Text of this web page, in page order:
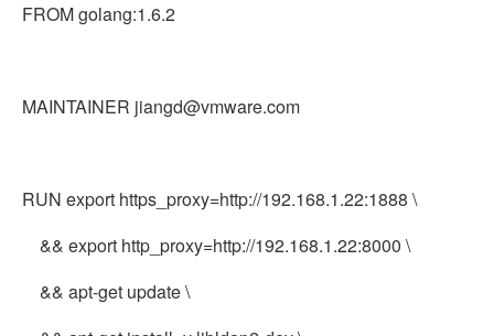
FROM golang:1.6.2
MAINTAINER jiangd@vmware.com
RUN export https_proxy=http://192.168.1.22:1888 \
&& export http_proxy=http://192.168.1.22:8000 \
&& apt-get update \